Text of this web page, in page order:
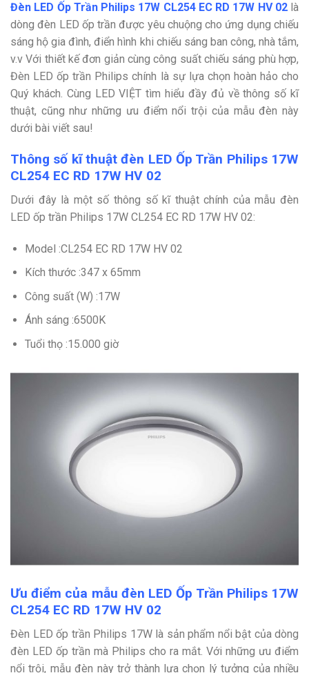
Đèn LED Ốp Trần Philips 17W CL254 EC RD 17W HV 02 là
dòng đèn LED ốp trần được yêu chuộng cho ứng dụng chiếu
sáng hộ gia đình, điển hình khi chiếu sáng ban công, nhà tắm,
v.v Với thiết kế đơn giản cùng công suất chiếu sáng phù hợp,
Đèn LED ốp trần Philips chính là sự lựa chọn hoàn hảo cho
Quý khách. Cùng LED VIỆT tìm hiểu đầy đủ về thông số kĩ
thuật, cũng như những ưu điểm nổi trội của mẫu đèn này
dưới bài viết sau!
Thông số kĩ thuật đèn LED Ốp Trần Philips 17W
CL254 EC RD 17W HV 02
Dưới đây là một số thông số kĩ thuật chính của mẫu đèn
LED ốp trần Philips 17W CL254 EC RD 17W HV 02:
Model :CL254 EC RD 17W HV 02
Kích thước :347 x 65mm
Công suất (W) :17W
Ánh sáng :6500K
Tuổi thọ :15.000 giờ
Ưu điểm của mẫu đèn LED Ốp Trần Philips 17W
CL254 EC RD 17W HV 02
Đèn LED ốp trần Philips 17W là sản phẩm nổi bật của dòng
đèn LED ốp trần mà Philips cho ra mắt. Với những ưu điểm
nổi trội, mẫu đèn này trở thành lựa chọn lý tưởng của nhiều